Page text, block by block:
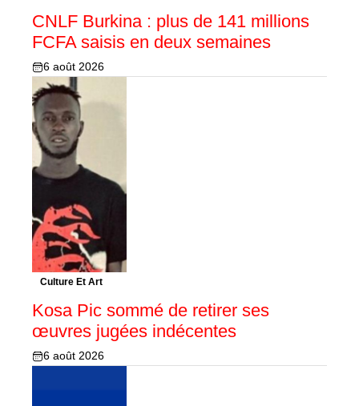
CNLF Burkina : plus de 141 millions
FCFA saisis en deux semaines
6 août 2026
Culture Et Art
Kosa Pic sommé de retirer ses
œuvres jugées indécentes
6 août 2026